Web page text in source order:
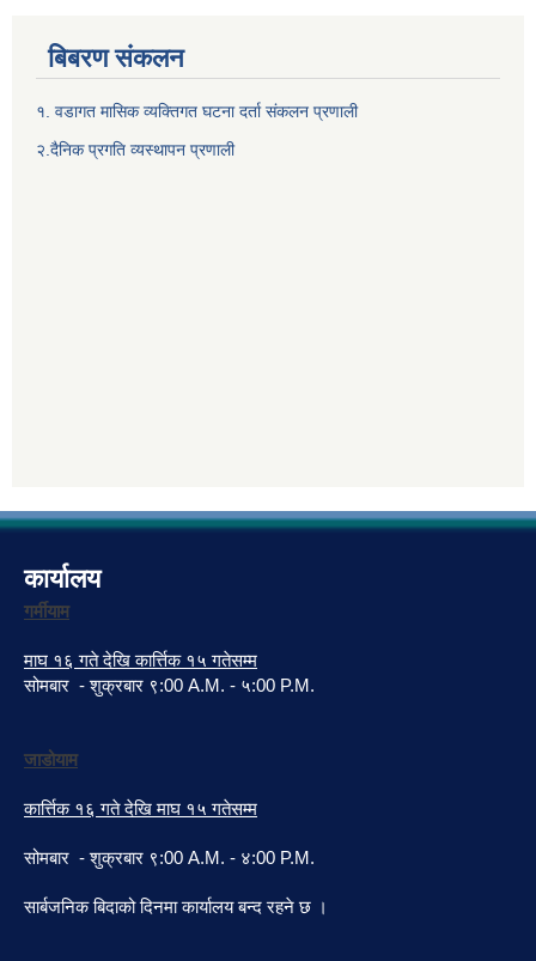
बिबरण संकलन
१. वडागत मासिक व्यक्तिगत घटना दर्ता संकलन प्रणाली
२.दैनिक प्रगति व्यस्थापन प्रणाली
कार्यालय
गर्मीयाम
माघ १६ गते देखि कार्त्तिक १५ गतेसम्म
सोमबार - शुक्रबार ९:00 A.M. - ५:00 P.M.
जाडोयाम
कार्त्तिक १६ गते देखि माघ १५ गतेसम्म
सोमबार - शुक्रबार ९:00 A.M. - ४:00 P.M.
सार्बजनिक बिदाको दिनमा कार्यालय बन्द रहने छ ।